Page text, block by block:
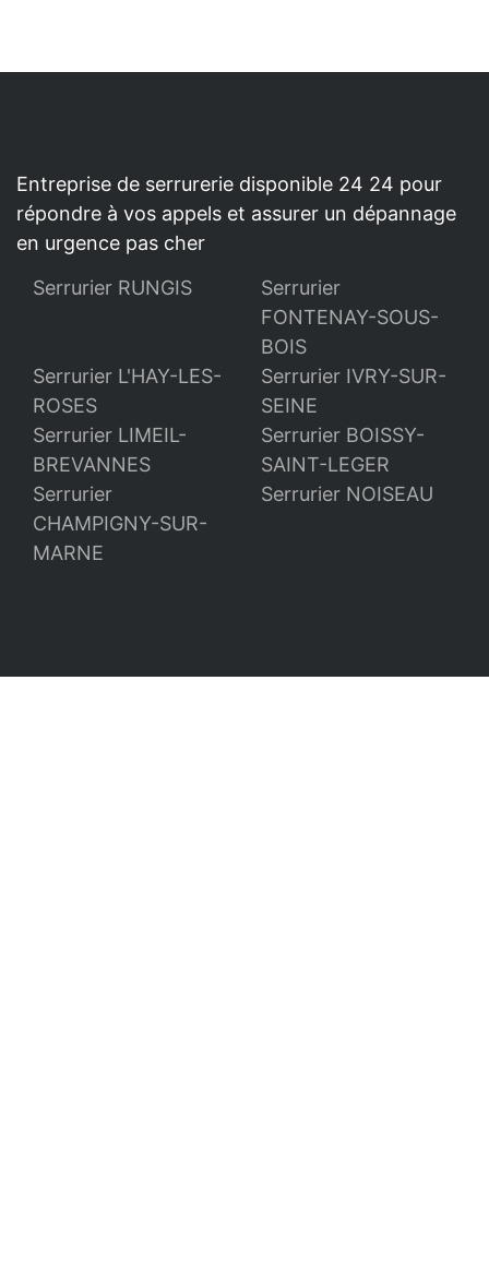
Entreprise de serrurerie disponible 24 24 pour
répondre à vos appels et assurer un dépannage
en urgence pas cher
Serrurier RUNGIS
Serrurier
FONTENAY-SOUS-
BOIS
Serrurier L'HAY-LES-
ROSES
Serrurier IVRY-SUR-
SEINE
Serrurier LIMEIL-
BREVANNES
Serrurier BOISSY-
SAINT-LEGER
Serrurier
CHAMPIGNY-SUR-
MARNE
Serrurier NOISEAU